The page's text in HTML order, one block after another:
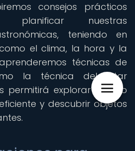
consejos prácticos
nuestras
teniendo en
el clima, la hora y la
técnicas de
la técnica del "star
permitirá explorar el cielo
y descubrir objetos